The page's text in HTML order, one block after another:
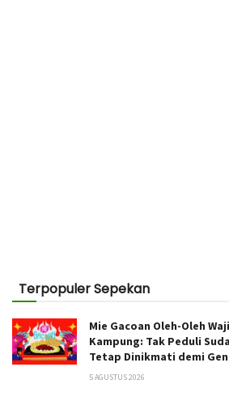
Terpopuler Sepekan
Mie Gacoan Oleh-Oleh
Kampung: Tak Peduli
Tetap Dinikmati demi
5 AGUSTUS 2026